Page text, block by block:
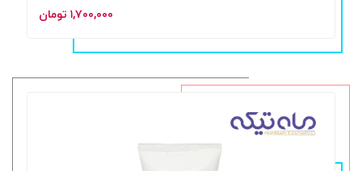
۱,۷۰۰,۰۰۰ تومان